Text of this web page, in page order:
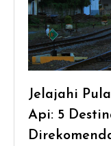
Jelajahi
Api: 5